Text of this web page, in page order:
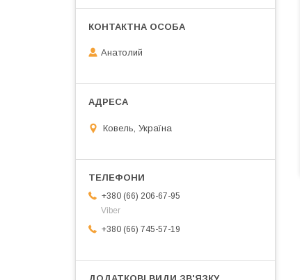
Анатолий
Ковель, Україна
+380 (66) 206-67-95
Viber
+380 (66) 745-57-19